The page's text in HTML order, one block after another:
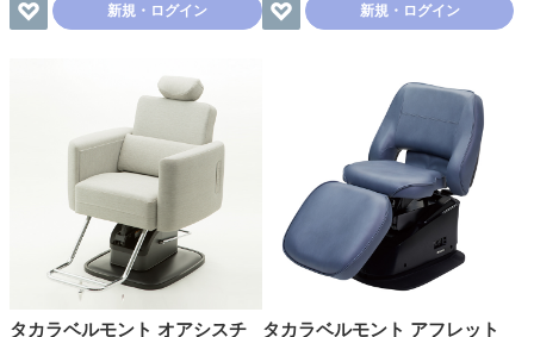
新規・ログイン 新規・ログイン
タカラベルモント オアシスチ タカラベルモント アフレット